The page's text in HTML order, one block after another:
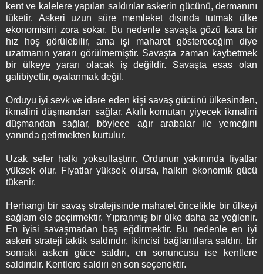
kent ve kalelere yapılan saldırılar askerin gücünü, dermanını
tüketir. Askeri uzun süre memleket dışında tutmak ülke
ekonomisini zora sokar. Bu nedenle savaşta gözü kara bir
hız hoş görülebilir, ama işi maharet göstereceğim diye
uzatmanın yararı görülmemiştir. Savaşta zaman kaybetmek
bir ülkeye yararı olacak iş değildir. Savaşta esas olan
galibiyettir, oyalanmak değil.
Orduyu iyi sevk ve idare eden kişi savaş gücünü ülkesinden,
ikmalini düşmandan sağlar. Akıllı komutan yiyecek ikmalini
düşmandan sağlar, böylece ağır arabalar ile yemeğini
yanında getirmekten kurtulur.
Uzak sefer halkı yoksullaştırır. Ordunun yakınında fiyatlar
yüksek olur. Fiyatlar yüksek olursa, halkın ekonomik gücü
tükenir.
Herhangi bir savaş stratejisinde maharet öncelikle bir ülkeyi
sağlam ele geçirmektir. Yıpranmış bir ülke daha az yeğlenir.
En iyisi savaşmadan baş eğdirmektir. Bu nedenle en iyi
askeri strateji taktik saldırıdır, ikincisi bağlantılara saldırı, bir
sonraki askeri güce saldırı, en sonuncusu ise kentlere
saldırıdır. Kentlere saldırı en son seçenektir.